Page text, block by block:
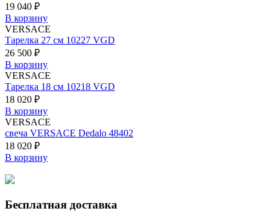
19 040 ₽
В корзину
VERSACE
Тарелка 27 см 10227 VGD
26 500 ₽
В корзину
VERSACE
Тарелка 18 см 10218 VGD
18 020 ₽
В корзину
VERSACE
свеча VERSACE Dedalo 48402
18 020 ₽
В корзину
Бесплатная доставка